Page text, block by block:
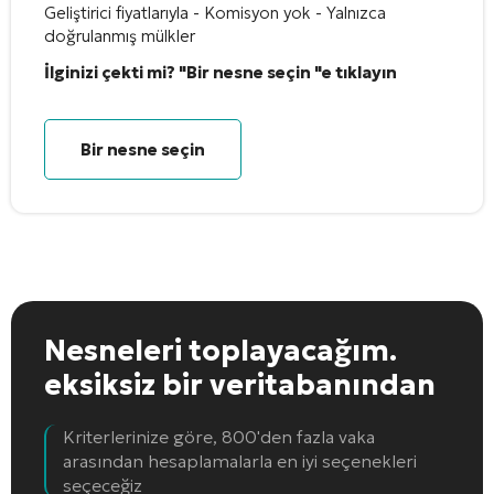
Geliştirici fiyatlarıyla - Komisyon yok - Yalnızca
doğrulanmış mülkler
İlginizi çekti mi? "Bir nesne seçin "e tıklayın
Bir nesne seçin
Nesneleri toplayacağım.
eksiksiz bir veritabanından
Kriterlerinize göre, 800'den fazla vaka
arasından hesaplamalarla en iyi seçenekleri
seçeceğiz